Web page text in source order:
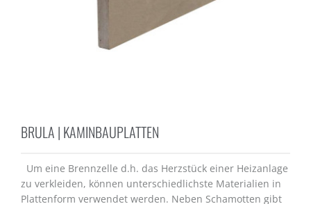
BRULA | KAMINBAUPLATTEN
Um eine Brennzelle d.h. das Herzstück einer Heizanlage
zu verkleiden, können unterschiedlichste Materialien in
Plattenform verwendet werden. Neben Schamotten gibt